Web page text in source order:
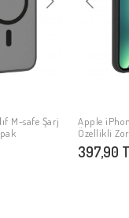
M-safe Şarj
Apple
Özellikli
397,90